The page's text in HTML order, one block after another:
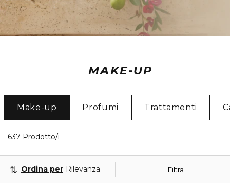
MAKE-UP
Make-up Profumi Trattamenti
637 Prodotto/i
Filtra
Ordina per Rilevanza